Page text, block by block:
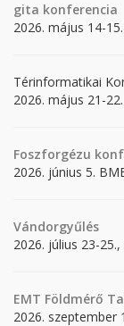
gita konferencia
2026. május 14-
Térinformatikai
2026. május 21-
Foszforgézu
2026. június 5.
Vándorgyűlés
2026. július 23-
EMT Földmérő
2026. szeptember